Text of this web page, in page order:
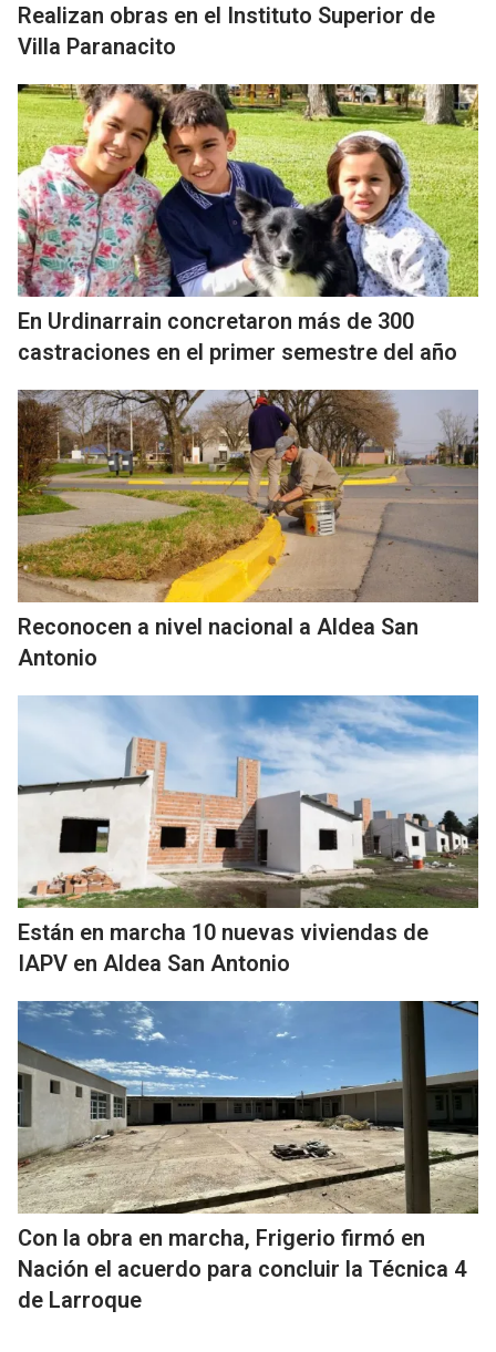
Realizan obras en el Instituto Superior de
Villa Paranacito
En Urdinarrain concretaron más de 300
castraciones en el primer semestre del año
Reconocen a nivel nacional a Aldea San
Antonio
Están en marcha 10 nuevas viviendas de
IAPV en Aldea San Antonio
Con la obra en marcha, Frigerio firmó en
Nación el acuerdo para concluir la Técnica 4
de Larroque